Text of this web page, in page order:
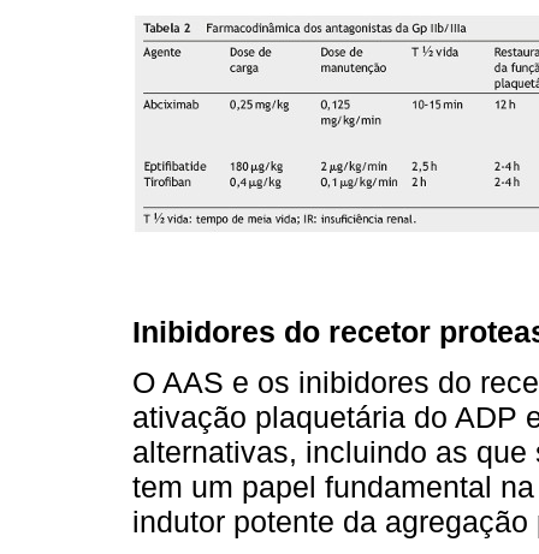
Inibidores do recetor
O AAS e os inibidores do
ativação plaquetária do ADP
alternativas, incluindo as
tem um papel fundamental
indutor potente da agregação